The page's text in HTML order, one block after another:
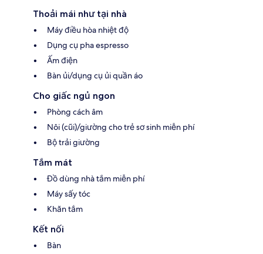
Thoải mái như tại nhà
Máy điều hòa nhiệt độ
Dụng cụ pha espresso
Ấm điện
Bàn ủi/dụng cụ ủi quần áo
Cho giấc ngủ ngon
Phòng cách âm
Nôi (cũi)/giường cho trẻ sơ sinh miễn phí
Bộ trải giường
Tắm mát
Đồ dùng nhà tắm miễn phí
Máy sấy tóc
Khăn tắm
Kết nối
Bàn